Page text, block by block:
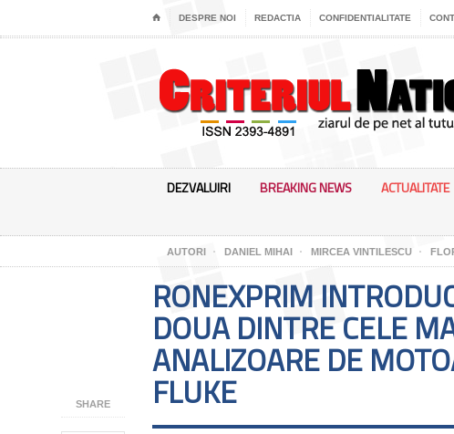
⌂ DESPRE NOI REDACTIA CONFIDENTIALITATE
DEZVALUIRI BREAKING NEWS ACTUALITATE
AUTORI DANIEL MIHAI MIRCEA VINTILESCU
SHARE
RONEXPRIM
DOUA DINTRE CELE
ANALIZOARE DE
FLUKE